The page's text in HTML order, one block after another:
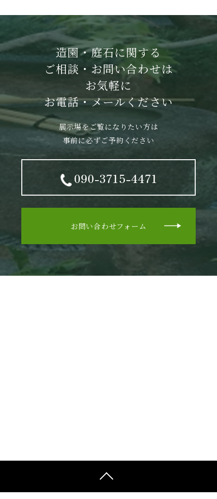
造園・庭石に関する
ご相談・お問い合わせは
お気軽に
お電話・メールください
展示場をご覧になりたい方は
事前に必ずご予約ください
090-3715-4471
お問い合わせフォーム